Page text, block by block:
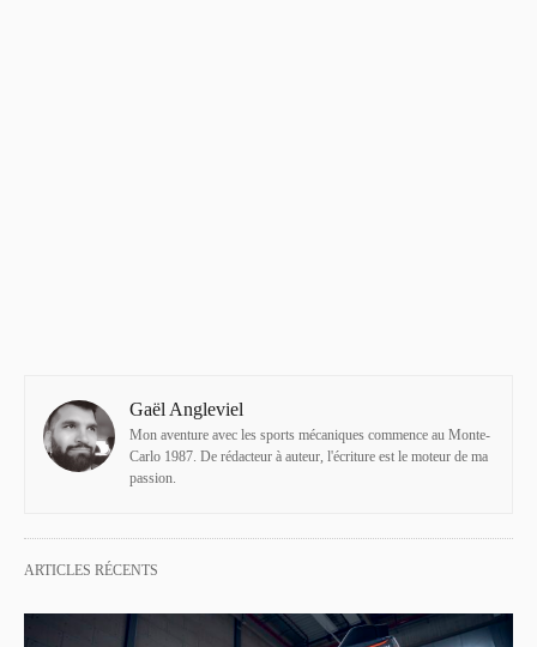
Gaël Angleviel
Mon aventure avec les sports mécaniques commence au Monte-
Carlo 1987. De rédacteur à auteur, l'écriture est le moteur de ma
passion.
ARTICLES RÉCENTS